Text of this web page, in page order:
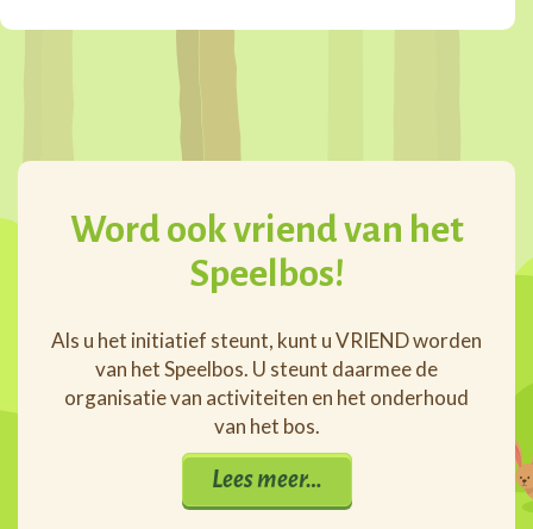
Word ook vriend van het
Speelbos!
Als u het initiatief steunt, kunt u VRIEND worden
van het Speelbos. U steunt daarmee de
organisatie van activiteiten en het onderhoud
van het bos.
Lees meer…